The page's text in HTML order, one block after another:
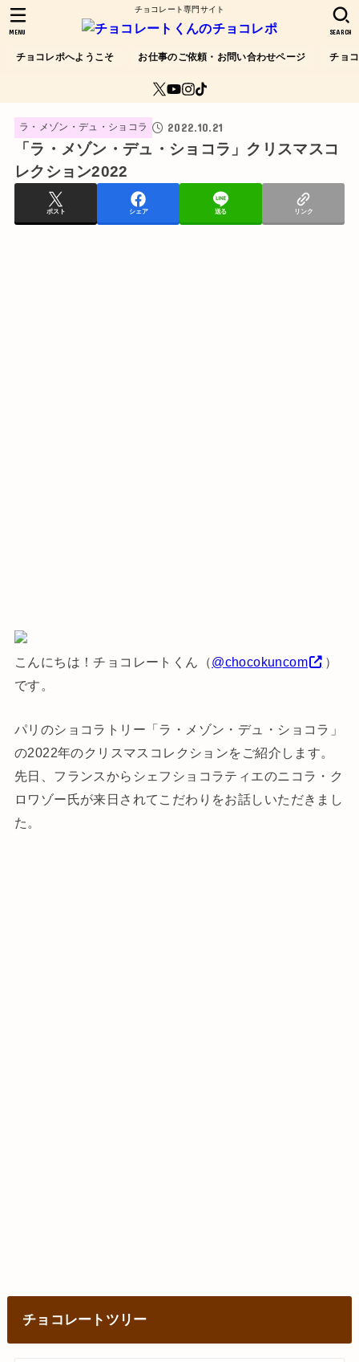
チョコレート専門サイト
チョコレポへようこそ お仕事のご依頼・お問い合わせページ チョ
SEARCH
MENU
ラ・メゾン・デュ・ショコラ 2022.10.21
「ラ・メゾン・デュ・ショコラ」クリスマスコ
レクション2022
ポスト シェア 送る リンク
こんにちは！チョコレートくん（@chocokuncom
）
です。
パリのショコラトリー「ラ・メゾン・デュ・ショコラ」
の2022年のクリスマスコレクションをご紹介します。
先日、フランスからシェフショコラティエのニコラ・ク
ロワゾー氏が来日されてこだわりをお話しいただきまし
た。
チョコレートツリー